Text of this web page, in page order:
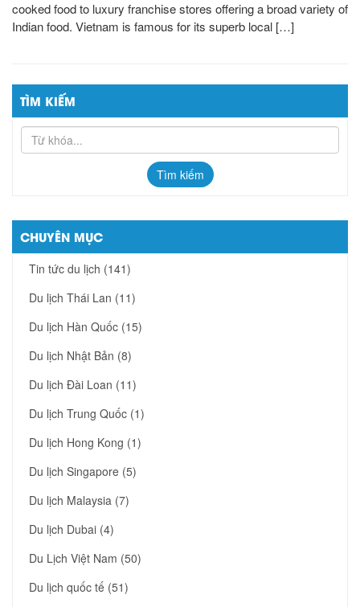
cooked food to luxury franchise stores offering a broad variety of
Indian food. Vietnam is famous for its superb local […]
TÌM KIẾM
Tìm kiếm
CHUYÊN MỤC
Tin tức du lịch (141)
Du lịch Thái Lan (11)
Du lịch Hàn Quốc (15)
Du lịch Nhật Bản (8)
Du lịch Đài Loan (11)
Du lịch Trung Quốc (1)
Du lịch Hong Kong (1)
Du lịch Singapore (5)
Du lịch Malaysia (7)
Du lịch Dubai (4)
Du Lịch Việt Nam (50)
Du lịch quốc tế (51)